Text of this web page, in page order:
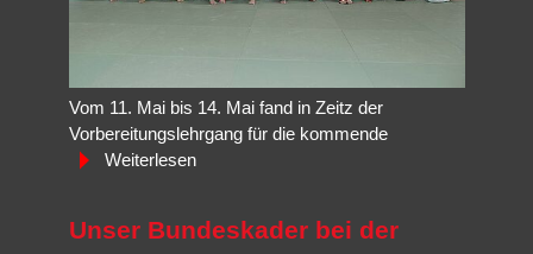
Vom 11. Mai bis 14. Mai fand in Zeitz der
Vorbereitungslehrgang für die kommende
Weiterlesen
Unser Bundeskader bei der